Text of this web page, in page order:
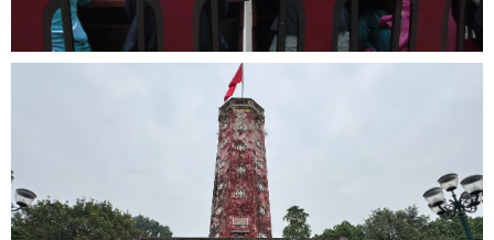
VIỆN NGHIÊN CỨU CON NGƯỜI, GIA ĐÌNH VÀ GIỚI